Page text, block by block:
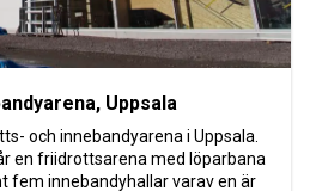
Uppsala
och innebandyarena i Uppsala.
en friidrottsarena med löparbana
fem innebandyhallar varav en är